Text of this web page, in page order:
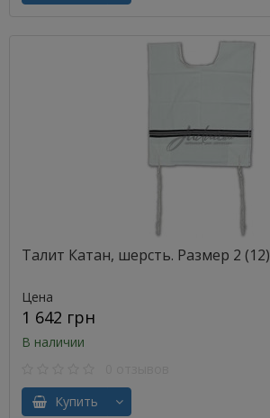
Талит Катан, шерсть. Размер 2 (12)
Цена
1 642 грн
В наличии
Купить